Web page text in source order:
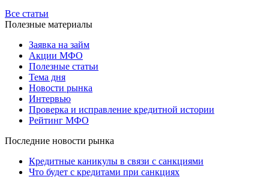
Все статьи
Полезные материалы
Заявка на займ
Акции МФО
Полезные статьи
Тема дня
Новости рынка
Интервью
Проверка и исправление кредитной истории
Рейтинг МФО
Последние новости рынка
Кредитные каникулы в связи с санкциями
Что будет с кредитами при санкциях